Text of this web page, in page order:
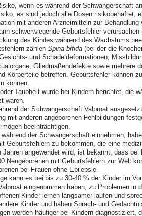
wenn es während der Schwangerschaft
es sind jedoch alle Dosen risikobehaftet,
mit anderen Arzneimitteln zur Behandlung
schwerwiegende Geburtsfehler
des Kindes während des Wachstums
zählen Spina bifida (bei der die
und Schädeldeformationen,
Gliedmaßendefekte sowie mehrere
Körperteile betreffen. Geburtsfehler können
können.
Taubheit wurde bei Kindern berichtet, die
waren.
der Schwangerschaft Valproat
mit anderen angeborenen Fehlbildungen
beeinträchtigen.
der Schwangerschaft einnehmen,
Geburtsfehlern zu bekommen, die eine
Jahren angewendet wird, ist bekannt, dass bei
Neugeborenen mit Geburtsfehlern zur Welt
bei Frauen ohne Epilepsie.
kann es bei bis zu 30-40 % der Kinder im
eingenommen haben, zu Problemen in
Kinder lernen langsamer laufen und
Kinder und haben Sprach- und
werden häufiger bei Kindern diagnostiziert,